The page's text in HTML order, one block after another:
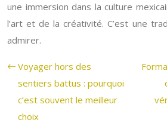
une immersion dans la culture
l’art et de la créativité. C’est une
admirer.
Voyager hors des
sentiers battus : pourquoi
c’est souvent le meilleur
choix